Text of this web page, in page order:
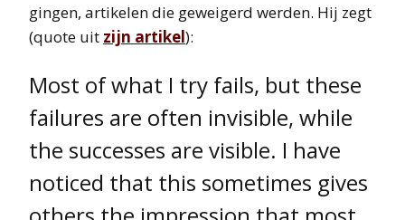
gingen, artikelen die geweigerd werden. Hij zegt
(quote uit zijn artikel):
Most of what I try fails, but these
failures are often invisible, while
the successes are visible. I have
noticed that this sometimes gives